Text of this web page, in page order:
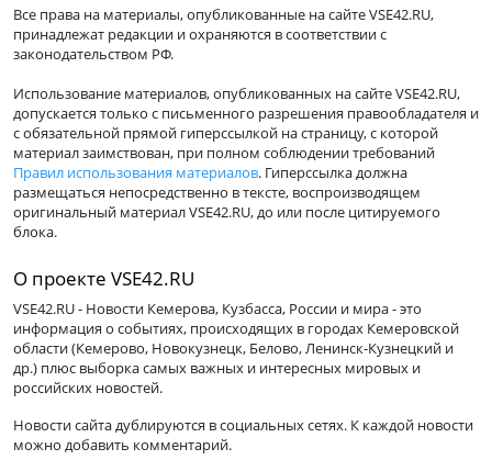
Все права на материалы, опубликованные на сайте VSE42.RU,
принадлежат редакции и охраняются в соответствии с
законодательством РФ.
Использование материалов, опубликованных на сайте VSE42.RU,
допускается только с письменного разрешения правообладателя и
с обязательной прямой гиперссылкой на страницу, с которой
материал заимствован, при полном соблюдении требований
Правил использования материалов. Гиперссылка должна
размещаться непосредственно в тексте, воспроизводящем
оригинальный материал VSE42.RU, до или после цитируемого
блока.
О проекте VSE42.RU
VSE42.RU - Новости Кемерова, Кузбасса, России и мира - это
информация о событиях, происходящих в городах Кемеровской
области (Кемерово, Новокузнецк, Белово, Ленинск-Кузнецкий и
др.) плюс выборка самых важных и интересных мировых и
российских новостей.
Новости сайта дублируются в социальных сетях. К каждой новости
можно добавить комментарий.